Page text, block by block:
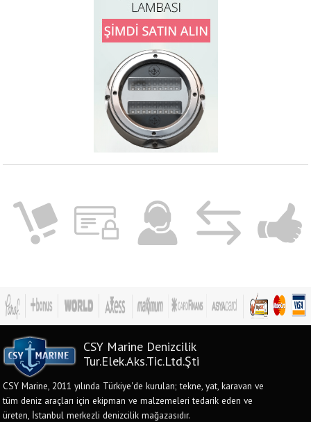
CSY Marine Denizcilik
Tur.Elek.Aks.Tic.Ltd.Şti
CSY Marine, 2011 yılında Türkiye'de kurulan; tekne, yat, karavan ve
tüm deniz araçları için ekipman ve malzemeleri tedarik eden ve
üreten, İstanbul merkezli denizcilik mağazasıdır.